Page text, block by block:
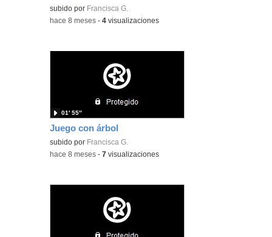
subido por Francisca G.
-hace 8 meses -4 visualizaciones
Juego con árbol
subido por Francisca G.
01′ 55″
-hace 8 meses -7 visualizaciones